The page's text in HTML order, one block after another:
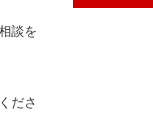
談を
ださ